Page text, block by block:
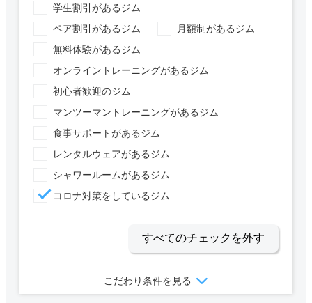
学生割引があるジム
ペア割引があるジム
月額制があるジム
無料体験があるジム
オンライントレーニングがあるジム
初心者歓迎のジム
マンツーマントレーニングがあるジム
食事サポートがあるジム
レンタルウェアがあるジム
シャワールームがあるジム
コロナ対策をしているジム
すべてのチェックを外す
こだわり条件を見る